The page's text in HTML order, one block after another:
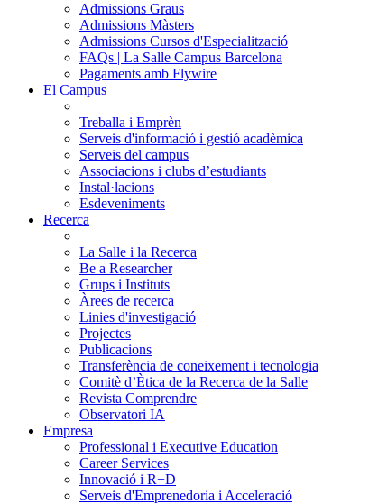
Admissions Graus
Admissions Màsters
Admissions Cursos d'Especialització
FAQs | La Salle Campus Barcelona
Pagaments amb Flywire
El Campus
Treballa i Emprèn
Serveis d'informació i gestió acadèmica
Serveis del campus
Associacions i clubs d’estudiants
Instal·lacions
Esdeveniments
Recerca
La Salle i la Recerca
Be a Researcher
Grups i Instituts
Àrees de recerca
Linies d'investigació
Projectes
Publicacions
Transferència de coneixement i tecnologia
Comitè d’Ètica de la Recerca de la Salle
Revista Comprendre
Observatori IA
Empresa
Professional i Executive Education
Career Services
Innovació i R+D
Serveis d'Emprenedoria i Acceleració